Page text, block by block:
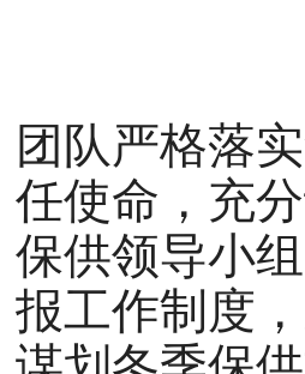
团队严格落
任使命，充
保供领导小
报工作制度